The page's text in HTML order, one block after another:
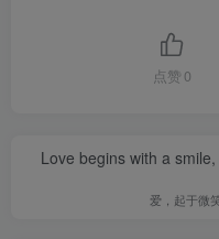
点赞 0
Love begins with a
爱，起于微